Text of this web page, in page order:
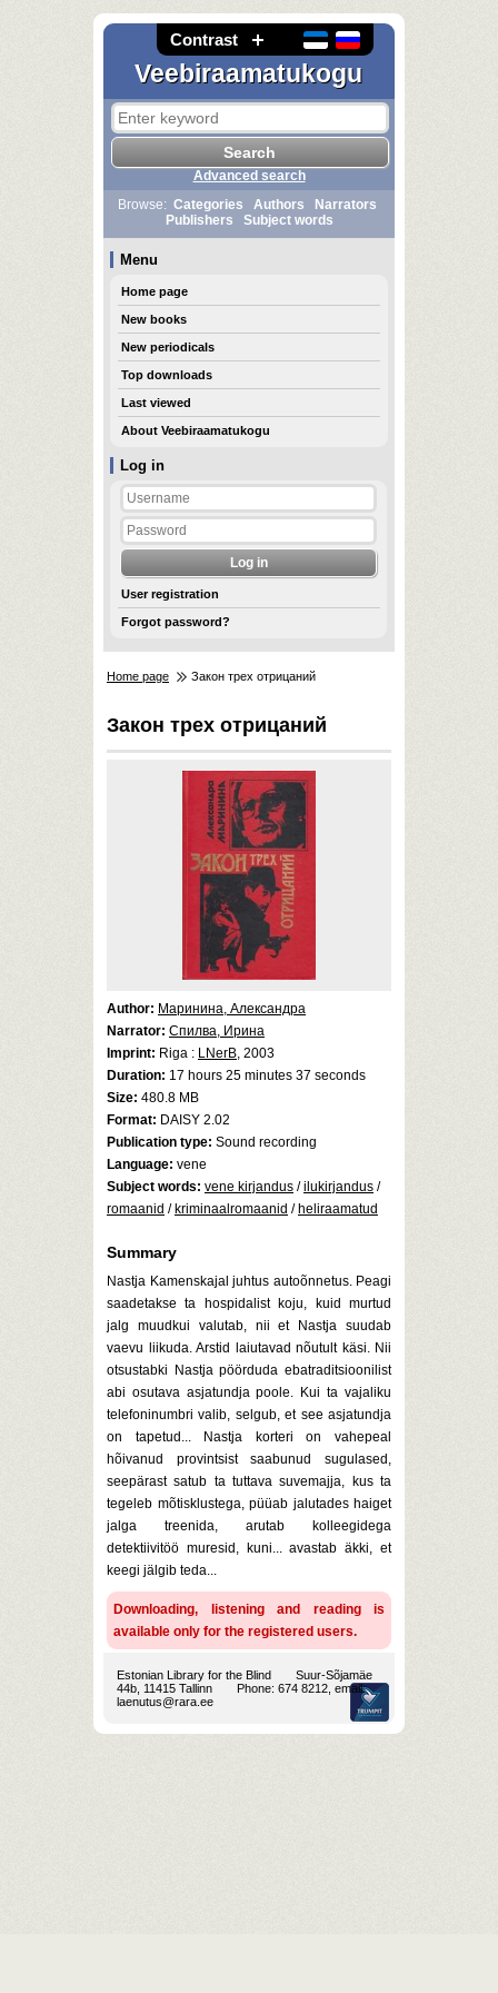
Contrast
Veebiraamatukogu
Log in
User registration
Forgot password?
Advanced search
Browse: Categories Authors
Narrators
Publishers
Subject words
Menu
Home page
New books
New periodicals
Top downloads
Last viewed
About Veebiraamatukogu
Home page Закон трех отрицаний
Закон трех отрицаний
Author: Маринина, Александра
Narrator: Спилва, Ирина
Imprint: Riga : LNerB, 2003
Duration: 17 hours 25 minutes 37 seconds
Size: 480.8 MB
Format: DAISY 2.02
Publication type: Sound recording
Language: vene
Subject words: vene kirjandus /ilukirjandus /
romaanid / kriminaalromaanid / heliraamatud
Summary
Nastja Kamenskajal juhtus autoõnnetus. Peagi
saadetakse ta hospidalist koju, kuid murtud
jalg muudkui valutab, nii et Nastja suudab
vaevu liikuda. Arstid laiutavad nõutult käsi. Nii
otsustabki Nastja pöörduda ebatraditsioonilist
abi osutava asjatundja poole. Kui ta vajaliku
telefoninumbri valib, selgub, et see asjatundja
on tapetud... Nastja korteri on vahepeal
hõivanud provintsist saabunud sugulased,
seepärast satub ta tuttava suvemajja, kus ta
tegeleb mõtisklustega, püüab jalutades haiget
jalga treenida, arutab kolleegidega
detektiivitöö muresid, kuni... avastab äkki, et
keegi jälgib teda...
Downloading, listening and reading is
available only for the registered users.
Estonian Library for the Blind
Suur-Sõjamäe
44b, 11415 Tallinn
Phone: 674 8212, email:
laenutus@rara.ee